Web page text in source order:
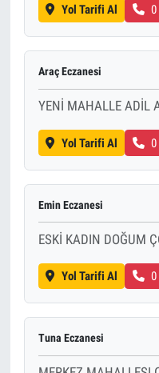
Yol Tarifi Al 0
Araç Eczanesi
YENİ MAHALLE ADİL
Yol Tarifi Al 0
Emin Eczanesi
ESKİ KADIN DOĞUM
Yol Tarifi Al 0
Tuna Eczanesi